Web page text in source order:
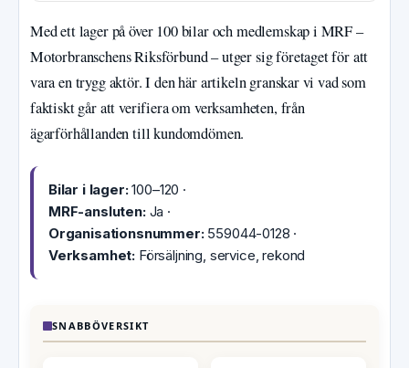
Med ett lager på över 100 bilar och medlemskap i MRF –
Motorbranschens Riksförbund – utger sig företaget för att
vara en trygg aktör. I den här artikeln granskar vi vad som
faktiskt går att verifiera om verksamheten, från
ägarförhållanden till kundomdömen.
Bilar i lager:100–120 ·
MRF-ansluten:Ja ·
Organisationsnummer:559044-0128 ·
Verksamhet: Försäljning, service, rekond
SNABBÖVERSIKT